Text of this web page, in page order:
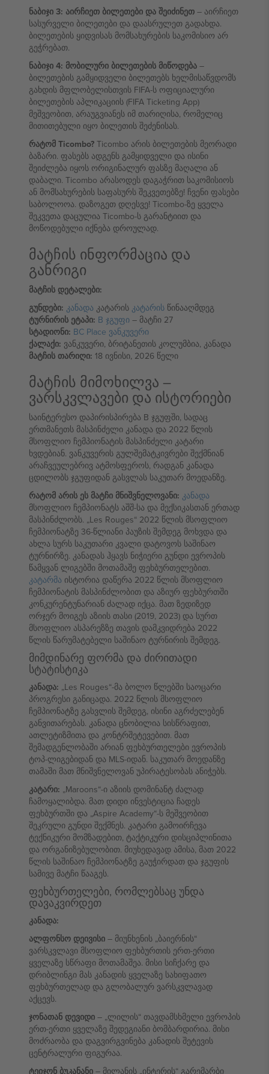
ნაბიჯი 3: აირჩიეთ ბილეთები და შეიძინეთ – აირჩიეთ
სასურველი ბილეთები და დაასრულეთ გადახდა.
ბილეთების ყიდვისას მომსახურების საკომისიო არ
გეჭრებათ.
ნაბიჯი 4: მობილური ბილეთების მიწოდება –
ბილეთების გამყიდველი ბილეთებს ხელმისაწვდომს
გახდის მფლობელისთვის FIFA-ს ოფიციალური
ბილეთების აპლიკაციის (FIFA Ticketing App)
მეშვეობით, არაუგვიანეს იმ თარიღისა, რომელიც
მითითებული იყო ბილეთის შეძენისას.
რატომ Ticombo? Ticombo არის ბილეთების მეორადი
ბაზარი. ფასებს ადგენს გამყიდველი და ისინი
შეიძლება იყოს ორიგინალურ ფასზე მაღალი ან
დაბალი. Ticombo არასოდეს დაგაჭრით საკომისიოს
ან მომსახურების საფასურს შეკვეთებზე! ჩვენი ფასები
საბოლოოა. დაზოგეთ დღესვე! Ticombo-ზე ყველა
შეკვეთა დაცულია Ticombo-ს გარანტიით და
მოწოდებული იქნება დროულად.
მატჩის ინფორმაცია და
განრიგი
მატჩის დეტალები:
გუნდები: კანადა კატარის კატარის წინააღმდეგ
ტურნირის ეტაპი: B ჯგუფი – მატჩი 27
სტადიონი: BC Place ვანკუვერი
ქალაქი: ვანკუვერი, ბრიტანეთის კოლუმბია, კანადა
მატჩის თარიღი: 18 ივნისი, 2026 წელი
მატჩის მიმოხილვა –
ვარსკვლავები და ისტორიები
საინტერესო დაპირისპირება B ჯგუფში, სადაც
ერთმანეთს მასპინძელი კანადა და 2022 წლის
მსოფლიო ჩემპიონატის მასპინძელი კატარი
ხვდებიან. ვანკუვერის გულშემატკივრები შექმნიან
არაჩვეულებრივ ატმოსფეროს, რადგან კანადა
ცდილობს ჯგუფიდან გასვლას საკუთარ მოედანზე.
რატომ არის ეს მატჩი მნიშვნელოვანი: კანადა
მსოფლიო ჩემპიონატს აშშ-სა და მექსიკასთან ერთად
მასპინძლობს. „Les Rouges“ 2022 წლის მსოფლიო
ჩემპიონატზე 36-წლიანი პაუზის შემდეგ მოხვდა და
ახლა სურს საკუთარი კვალი დატოვოს საშინაო
ტურნირზე. კანადას ჰყავს ნიჭიერი გუნდი ევროპის
წამყვან ლიგებში მოთამაშე ფეხბურთელებით.
კატარმა ისტორია დაწერა 2022 წლის მსოფლიო
ჩემპიონატის მასპინძლობით და აზიურ ფეხბურთში
კონკურენტუნარიან ძალად იქცა. მათ ზედიზედ
ორჯერ მოიგეს აზიის თასი (2019, 2023) და სურთ
მსოფლიო ასპარეზზე თავის დამკვიდრება 2022
წლის წარუმატებელი საშინაო ტურნირის შემდეგ.
მიმდინარე ფორმა და ძირითადი
სტატისტიკა
კანადა: „Les Rouges“-მა ბოლო წლებში საოცარი
პროგრესი განიცადა. 2022 წლის მსოფლიო
ჩემპიონატზე გასვლის შემდეგ, ისინი აგრძელებენ
განვითარებას. კანადა ცნობილია სისწრაფით,
ათლეტიზმითა და კონტრშეტევებით. მათ
შემადგენლობაში არიან ფეხბურთელები ევროპის
ტოპ-ლიგებიდან და MLS-იდან. საკუთარ მოედანზე
თამაში მათ მნიშვნელოვან უპირატესობას ანიჭებს.
კატარი: „Maroons“-ი აზიის დომინანტ ძალად
ჩამოყალიბდა. მათ დიდი ინვესტიცია ჩადეს
ფეხბურთში და „Aspire Academy“-ს მეშვეობით
შეკრული გუნდი შექმნეს. კატარი გამოირჩევა
ტექნიკური მომზადებით, ტაქტიკური დისციპლინითა
და ორგანიზებულობით. მიუხედავად ამისა, მათ 2022
წლის საშინაო ჩემპიონატზე გაუჭირდათ და ჯგუფის
სამივე მატჩი წააგეს.
ფეხბურთელები, რომლებსაც უნდა
დავაკვირდეთ
კანადა:
ალფონსო დეივისი – მიუნხენის „ბაიერნის“
ვარსკვლავი მსოფლიო ფეხბურთის ერთ-ერთი
ყველაზე სწრაფი მოთამაშეა. მისი სიჩქარე და
დრიბლინგი მას კანადის ყველაზე სახიფათო
ფეხბურთელად და გლობალურ ვარსკვლავად
აქცევს.
ჯონათან დევიდი – „ლილის“ თავდამსხმელი ევროპის
ერთ-ერთი ყველაზე შედეგიანი ბომბარდირია. მისი
მოძრაობა და დაგვირგვინება კანადის შეტევის
ცენტრალური ფიგურაა.
ტეიჯონ ბუკანანი – მილანის „ინტერის“ გარემარბი